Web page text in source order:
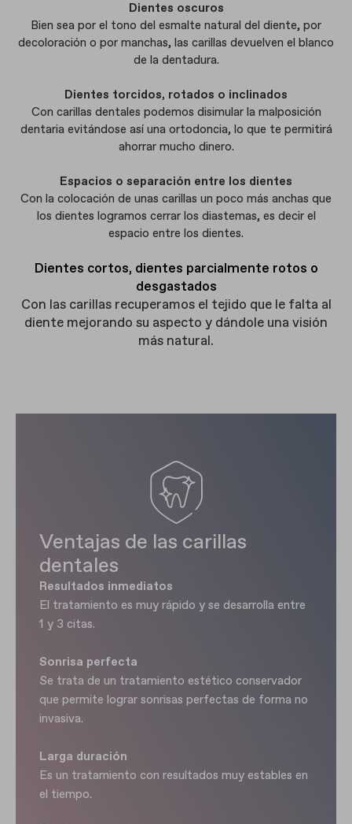
Dientes oscuros
Bien sea por el tono del esmalte natural del diente, por
decoloración o por manchas, las carillas devuelven el blanco
de la dentadura.
Dientes torcidos, rotados o inclinados
Con carillas dentales podemos disimular la malposición
dentaria evitándose así una ortodoncia, lo que te permitirá
ahorrar mucho dinero.
Espacios o separación entre los dientes
Con la colocación de unas carillas un poco más anchas que
los dientes logramos cerrar los diastemas, es decir el
espacio entre los dientes.
Dientes cortos, dientes parcialmente rotos o
desgastados
Con las carillas recuperamos el tejido que le falta al
diente mejorando su aspecto y dándole una visión
más natural.
Ventajas de las carillas
dentales
Resultados inmediatos
El tratamiento es muy rápido y se desarrolla entre
1 y 3 citas.
Sonrisa perfecta
Se trata de un tratamiento estético conservador
que permite lograr sonrisas perfectas de forma no
invasiva.
Larga duración
Es un tratamiento con resultados muy estables en
el tiempo.